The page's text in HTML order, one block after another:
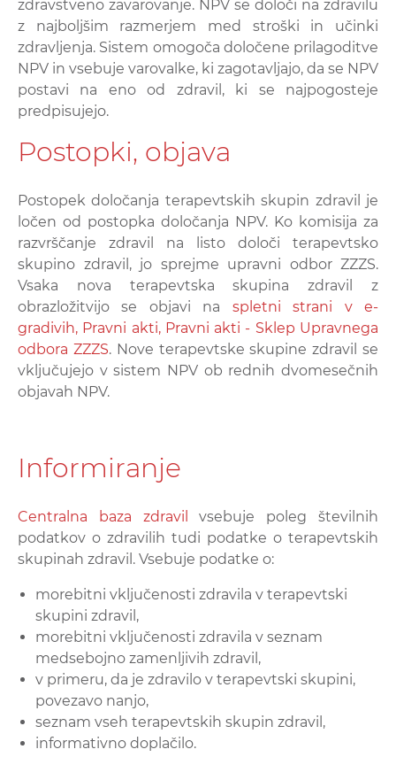
zdravstveno zavarovanje. NPV se določi na zdravilu
z najboljšim razmerjem med stroški in učinki
zdravljenja. Sistem omogoča določene prilagoditve
NPV in vsebuje varovalke, ki zagotavljajo, da se NPV
postavi na eno od zdravil, ki se najpogosteje
predpisujejo.
Postopki, objava
Postopek določanja terapevtskih skupin zdravil je
ločen od postopka določanja NPV. Ko komisija za
razvrščanje zdravil na listo določi terapevtsko
skupino zdravil, jo sprejme upravni odbor ZZZS.
Vsaka nova terapevtska skupina zdravil z
obrazložitvijo se objavi na spletni strani v e-
gradivih, Pravni akti, Pravni akti - Sklep Upravnega
odbora ZZZS. Nove terapevtske skupine zdravil se
vključujejo v sistem NPV ob rednih dvomesečnih
objavah NPV.
Informiranje
Centralna baza zdravil
vsebuje poleg številnih
podatkov o zdravilih tudi podatke o terapevtskih
skupinah zdravil. Vsebuje podatke o:
morebitni vključenosti zdravila v terapevtski
skupini zdravil,
morebitni vključenosti zdravila v seznam
medsebojno zamenljivih zdravil,
v primeru, da je zdravilo v terapevtski skupini,
povezavo nanjo,
seznam vseh terapevtskih skupin zdravil,
informativno doplačilo.